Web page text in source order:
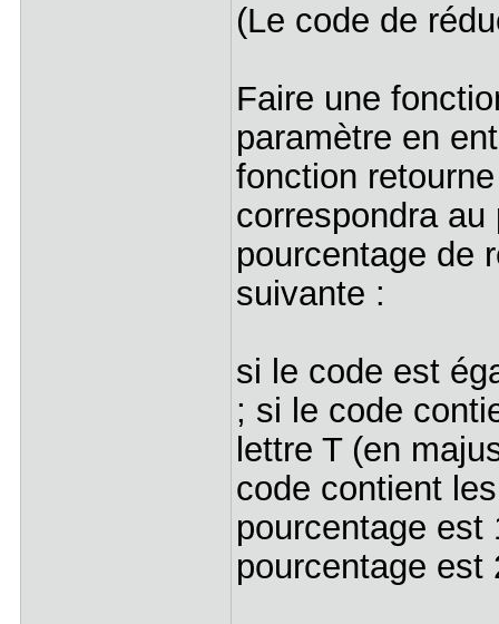
(Le code de
Faire une
paramètre en
fonction
correspondra
pourcentage de
suivante :
si le code est
; si le code
lettre T (en
code contient
pourcentage
pourcentage est